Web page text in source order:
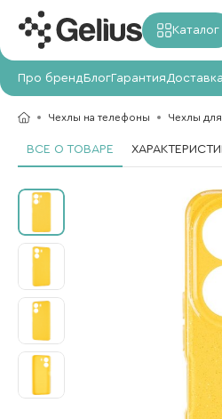
Каталог
Про брендБлогГарантия
Чехлы на телефоны Чехлы
ВСЕ О ТОВАРЕ